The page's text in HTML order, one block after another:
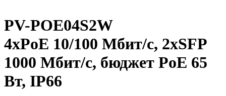
PV-POE04S2W
4xPoE 10/100 Мбит/c, 2xSFP
1000 Мбит/c, бюджет PoE 65
Вт, IP66